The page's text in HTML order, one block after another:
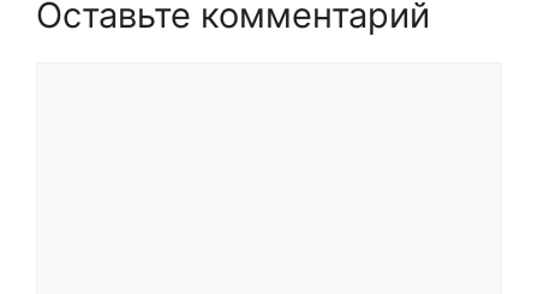
Оставьте комментарий